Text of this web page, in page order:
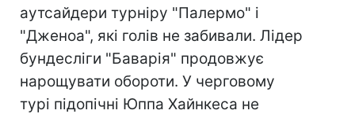
аутсайдери турніру "Палермо" і
"Дженоа", які голів не забивали. Лідер
бундесліги "Баварія" продовжує
нарощувати обороти. У черговому
турі підопічні Юппа Хайнкеса не